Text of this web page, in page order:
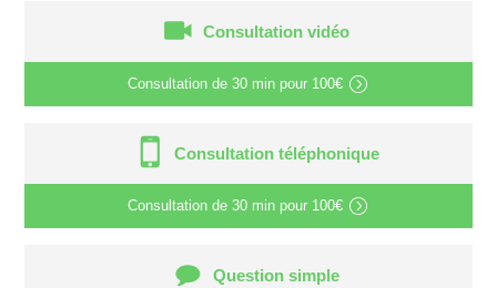
Consultation vidéo
Consultation de 30 min pour 100€
Consultation téléphonique
Consultation de 30 min pour 100€
Question simple